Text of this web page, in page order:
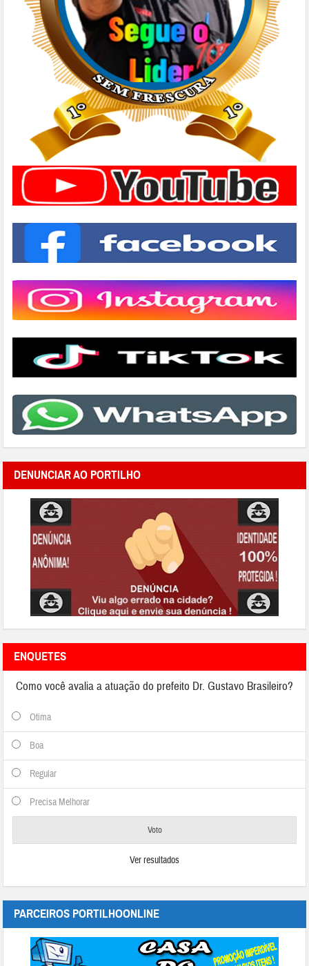
DENUNCIAR AO PORTILHO
ENQUETES
Como você avalia a atuação do prefeito Dr. Gustavo Brasileiro?
Otima
Boa
Regular
Precisa Melhorar
Ver resultados
PARCEIROS PORTILHOONLINE